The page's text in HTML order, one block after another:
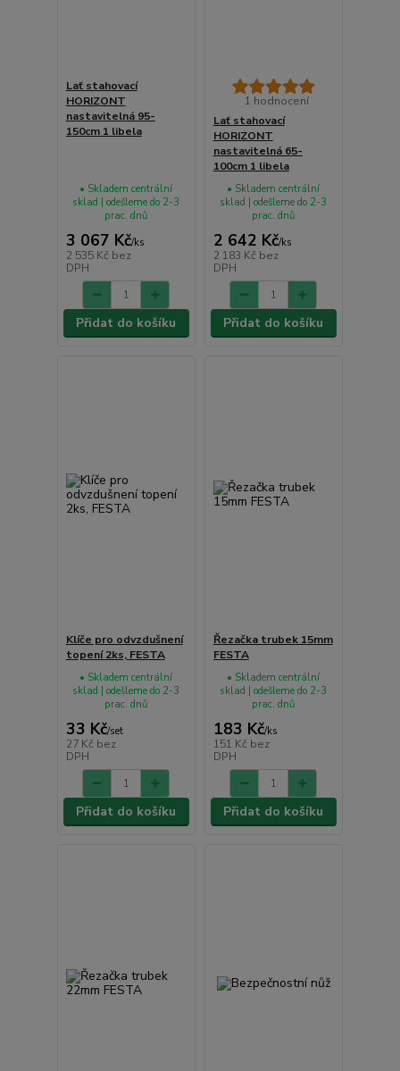
Lať stahovací
HORIZONT
nastavitelná 95-
150cm 1 libela
3 067 Kč/ks
2 535 Kč bez
DPH
• Skladem centrální
sklad | odešleme do 2-3
prac. dnů
Přidat do košíku
1 hodnocení
Lať stahovací
HORIZONT
nastavitelná 65-
100cm 1 libela
2 642 Kč/ks
2 183 Kč bez
DPH
• Skladem centrální
sklad | odešleme do 2-3
prac. dnů
Přidat do košíku
Klíče pro odvzdušnení
topení 2ks, FESTA
33 Kč/set
27 Kč bez
DPH
• Skladem centrální
sklad | odešleme do 2-3
prac. dnů
Přidat do košíku
Řezačka trubek 15mm
FESTA
183 Kč/ks
151 Kč bez
DPH
• Skladem centrální
sklad | odešleme do 2-3
prac. dnů
Přidat do košíku